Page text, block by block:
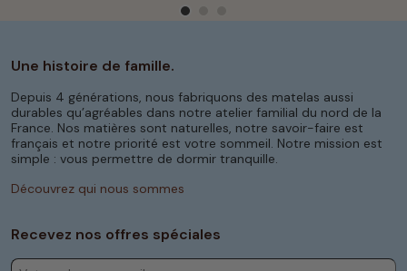
Une histoire de famille.
Depuis 4 générations, nous fabriquons des matelas aussi
durables qu’agréables dans notre atelier familial du nord de la
France. Nos matières sont naturelles, notre savoir-faire est
français et notre priorité est votre sommeil. Notre mission est
simple : vous permettre de dormir tranquille.
Découvrez qui nous sommes
Recevez nos offres spéciales